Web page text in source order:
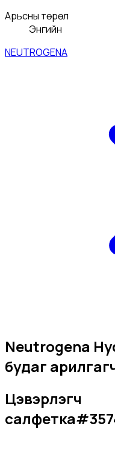
Арьсны төрөл
Энгийн
NEUTROGENA
Neutrogena
будаг
Цэвэрлэгч
салфетка#